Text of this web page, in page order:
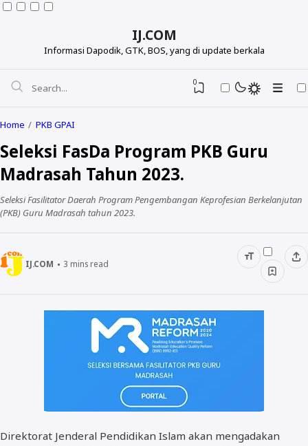
IJ.COM
Informasi Dapodik, GTK, BOS, yang di update berkala
Dapodikdasmen
Info GTK
BOS dan PIP
0
Home PKB GPAI
Seleksi FasDa Program PKB Guru
Madrasah Tahun 2023.
Seleksi Fasilitator Daerah Program Pengembangan Keprofesian Berkelanjutan
(PKB) Guru Madrasah tahun 2023.
IJ.COM 3 mins read
Direktorat Jenderal Pendidikan Islam akan mengadakan